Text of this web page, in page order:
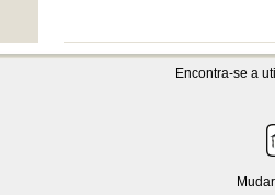
Encontra-se a